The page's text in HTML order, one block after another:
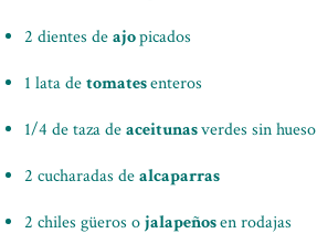
2 dientes deajopicados
1 lata detomatesenteros
1/4 de taza deaceitunasverdes sin hueso
2 cucharadas dealcaparras
2 chiles güeros ojalapeñosen rodajas